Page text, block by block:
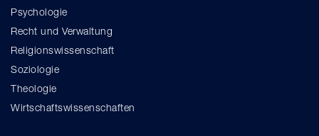
Psychologie
Recht und Verwaltung
Religionswissenschaft
Soziologie
Theologie
Wirtschaftswissenschaften